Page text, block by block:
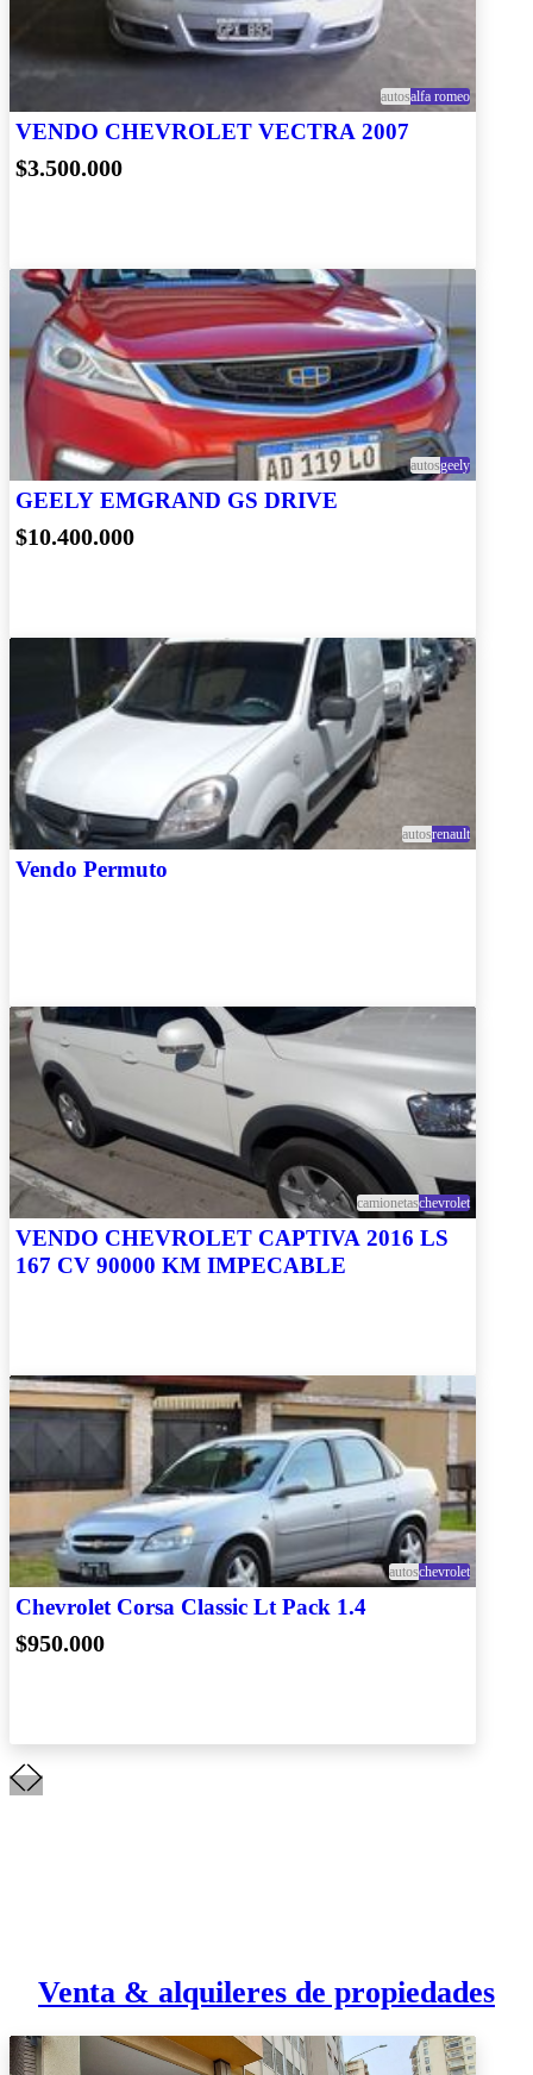
autosalfa romeo
VENDO CHEVROLET VECTRA 2007
$3.500.000
autosgeely
GEELY EMGRAND GS DRIVE
$10.400.000
autosrenault
Vendo Permuto
camionetaschevrolet
VENDO CHEVROLET CAPTIVA 2016 LS
167 CV 90000 KM IMPECABLE
autoschevrolet
Chevrolet Corsa Classic Lt Pack 1.4
$950.000
Venta & alquileres de propiedades